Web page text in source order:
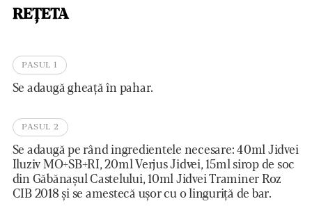
REȚETA
PASUL 1
Se adaugă gheață în pahar.
PASUL 2
Se adaugă pe rând ingredientele necesare: 40ml Jidvei
Iluziv MO+SB+RI, 20ml Verjus Jidvei, 15ml sirop de soc
din Găbănașul Castelului, 10ml Jidvei Traminer Roz
CIB 2018 și se amestecă ușor cu o linguriță de bar.